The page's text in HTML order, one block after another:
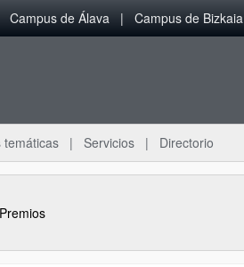
Campus de Álava Campus de Bizkaia
temáticas Servicios Directorio
Premios